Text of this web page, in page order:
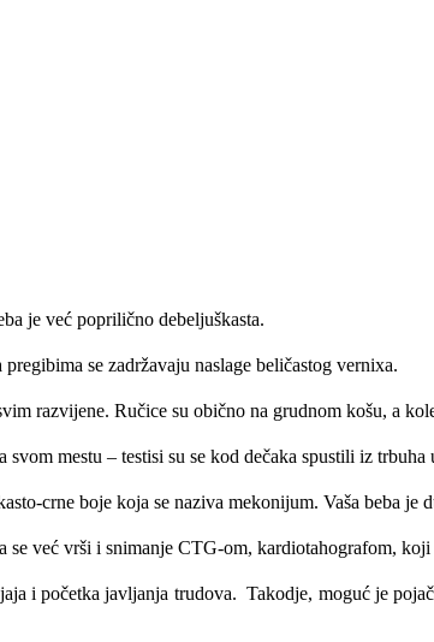
je već poprilično debeljuškasta.
se zadržavaju naslage beličastog vernixa.
razvijene. Ručice su obično na grudnom košu, a
mestu – testisi su se kod dečaka spustili iz trbuha
crne boje koja se naziva mekonijum. Vaša beba je
već vrši i snimanje CTG-om, kardiotahografom,
i početka javljanja trudova. Takodje, moguć je